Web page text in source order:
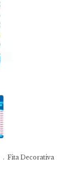
. Fita Decorativa